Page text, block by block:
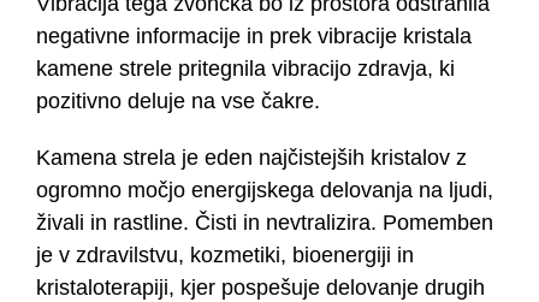
negativne informacije in prek vibracije kristala
kamene strele pritegnila vibracijo zdravja, ki
pozitivno deluje na vse čakre.
Kamena strela je eden najčistejših kristalov z
ogromno močjo energijskega delovanja na ljudi,
živali in rastline. Čisti in nevtralizira. Pomemben
je v zdravilstvu, kozmetiki, bioenergiji in
kristaloterapiji, kjer pospešuje delovanje drugih